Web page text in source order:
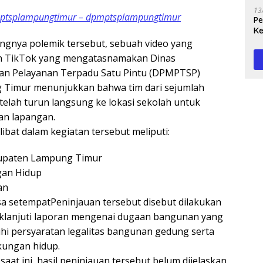
– dpmptsplampungtimur
polemik tersebut, sebuah video yang
TikTok yang mengatasnamakan Dinas
Pelayanan Terpadu Satu Pintu (DPMPTSP)
Timur menunjukkan bahwa tim dari sejumlah
turun langsung ke lokasi sekolah untuk
lapangan.
dalam kegiatan tersebut meliputi:
Lampung Timur
Hidup
setempatPeninjauan tersebut disebut dilakukan
laporan mengenai dugaan bangunan yang
persyaratan legalitas bangunan gedung serta
hidup.